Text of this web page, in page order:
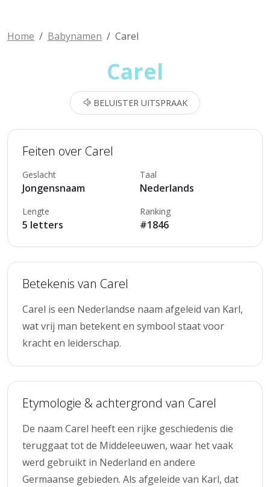
Home Babynamen Carel
Carel
BELUISTER UITSPRAAK
Feiten over Carel
Geslacht
Jongensnaam
Taal
Nederlands
Lengte
5 letters
Ranking
#1846
Betekenis van Carel
Carel is een Nederlandse naam afgeleid van Karl,
wat vrij man betekent en symbool staat voor
kracht en leiderschap.
Etymologie & achtergrond van Carel
De naam Carel heeft een rijke geschiedenis die
teruggaat tot de Middeleeuwen, waar het vaak
werd gebruikt in Nederland en andere
Germaanse gebieden. Als afgeleide van Karl, dat